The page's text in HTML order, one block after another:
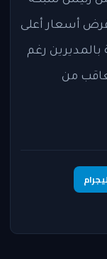
فرض أسعار أعلى
بالمديرين رغم
من